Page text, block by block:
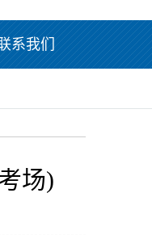
系我们
场)